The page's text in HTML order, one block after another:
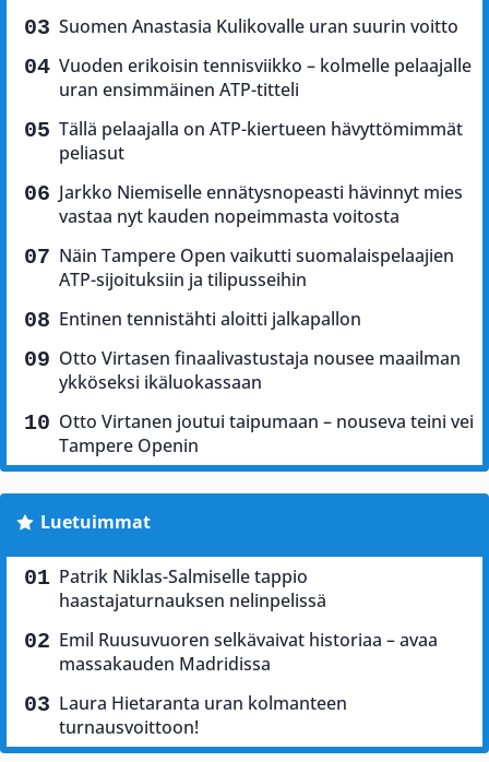
Suomen Anastasia Kulikovalle uran suurin voitto
Vuoden erikoisin tennisviikko – kolmelle pelaajalle
uran ensimmäinen ATP-titteli
Tällä pelaajalla on ATP-kiertueen hävyttömimmät
peliasut
Jarkko Niemiselle ennätysnopeasti hävinnyt mies
vastaa nyt kauden nopeimmasta voitosta
Näin Tampere Open vaikutti suomalaispelaajien
ATP-sijoituksiin ja tilipusseihin
Entinen tennistähti aloitti jalkapallon
Otto Virtasen finaalivastustaja nousee maailman
ykköseksi ikäluokassaan
Otto Virtanen joutui taipumaan – nouseva teini vei
Tampere Openin
Luetuimmat
Patrik Niklas-Salmiselle tappio
haastajaturnauksen nelinpelissä
Emil Ruusuvuoren selkävaivat historiaa – avaa
massakauden Madridissa
Laura Hietaranta uran kolmanteen
turnausvoittoon!